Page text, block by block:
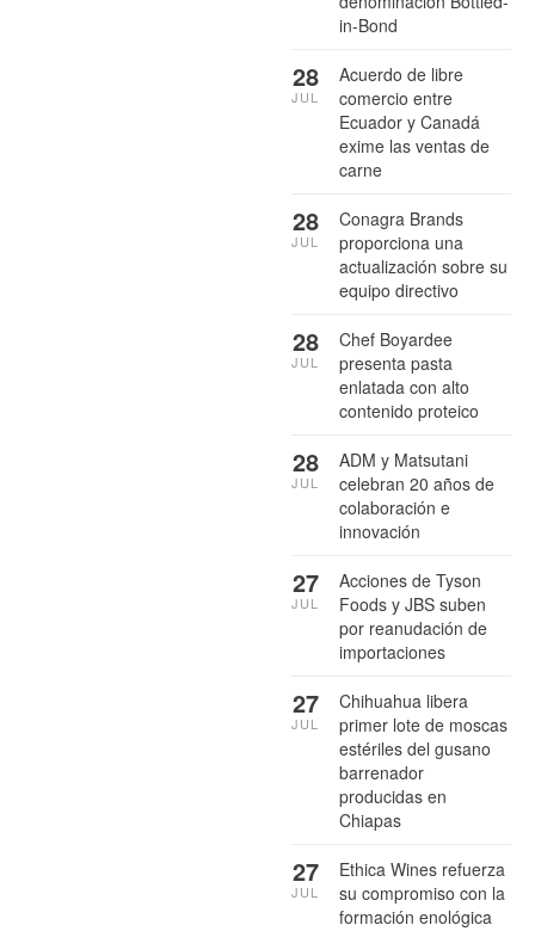
in-Bond
Acuerdo de libre
comercio entre
Ecuador y Canadá
exime las ventas de
carne
28
JUL
Conagra Brands
proporciona una
actualización sobre su
equipo directivo
28
JUL
Chef Boyardee
presenta pasta
enlatada con alto
contenido proteico
28
JUL
ADM y Matsutani
celebran 20 años de
colaboración e
innovación
28
JUL
Acciones de Tyson
Foods y JBS suben
por reanudación de
importaciones
27
JUL
Chihuahua libera
primer lote de moscas
estériles del gusano
barrenador
producidas en
Chiapas
27
JUL
Ethica Wines refuerza
su compromiso con la
formación enológica
27
JUL